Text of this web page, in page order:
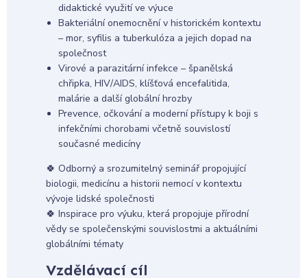
didaktické využití ve výuce
Bakteriální onemocnění v historickém kontextu
– mor, syfilis a tuberkulóza a jejich dopad na
společnost
Virové a parazitární infekce – španělská
chřipka, HIV/AIDS, klíšťová encefalitida,
malárie a další globální hrozby
Prevence, očkování a moderní přístupy k boji s
infekčními chorobami včetně souvislostí
současné medicíny
🍀 Odborný a srozumitelný seminář propojující
biologii, medicínu a historii nemocí v kontextu
vývoje lidské společnosti
🍀 Inspirace pro výuku, která propojuje přírodní
vědy se společenskými souvislostmi a aktuálními
globálními tématy
Vzdělávací cíl